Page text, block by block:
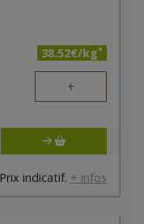
38.52€/kg*
+
Prix indicatif. + infos